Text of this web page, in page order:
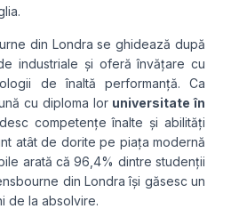
din Londra se ghidează după
industriale și oferă învățare cu
de înaltă performanță. Ca
cu diploma lor universitate în
competențe înalte și abilități
atât de dorite pe piața modernă
arată că 96,4% dintre studenții
din Londra își găsesc un
de la absolvire.